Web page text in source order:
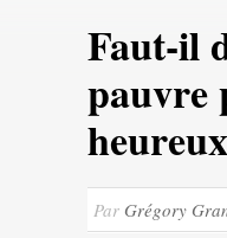
Faut-il
pauvre
Par Grégory